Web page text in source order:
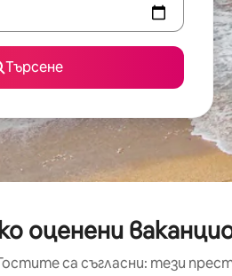
Търсене
оценени
са съгласни: тези